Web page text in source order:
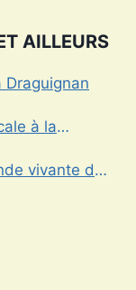
AILLEURS
Draguignan
à la
vivante de